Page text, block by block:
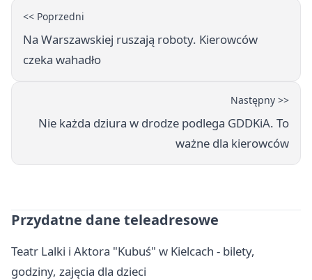
<< Poprzedni
Na Warszawskiej ruszają roboty. Kierowców
czeka wahadło
Następny >>
Nie każda dziura w drodze podlega GDDKiA. To
ważne dla kierowców
Przydatne dane teleadresowe
Teatr Lalki i Aktora "Kubuś" w Kielcach - bilety,
godziny, zajęcia dla dzieci